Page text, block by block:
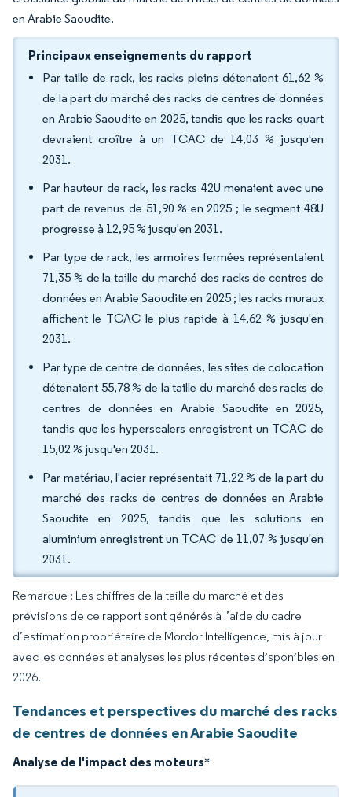
en Arabie Saoudite.
Principaux enseignements du rapport
Par taille de rack, les racks pleins détenaient 61,62 %
de la part du marché des racks de centres de données
en Arabie Saoudite en 2025, tandis que les racks quart
devraient croître à un TCAC de 14,03 % jusqu'en
2031.
Par hauteur de rack, les racks 42U menaient avec une
part de revenus de 51,90 % en 2025 ; le segment 48U
progresse à 12,95 % jusqu'en 2031.
Par type de rack, les armoires fermées représentaient
71,35 % de la taille du marché des racks de centres de
données en Arabie Saoudite en 2025 ; les racks muraux
affichent le TCAC le plus rapide à 14,62 % jusqu'en
2031.
Par type de centre de données, les sites de colocation
détenaient 55,78 % de la taille du marché des racks de
centres de données en Arabie Saoudite en 2025,
tandis que les hyperscalers enregistrent un TCAC de
15,02 % jusqu'en 2031.
Par matériau, l'acier représentait 71,22 % de la part du
marché des racks de centres de données en Arabie
Saoudite en 2025, tandis que les solutions en
aluminium enregistrent un TCAC de 11,07 % jusqu'en
2031.
Remarque : Les chiffres de la taille du marché et des
prévisions de ce rapport sont générés à l’aide du cadre
d’estimation propriétaire de Mordor Intelligence, mis à jour
avec les données et analyses les plus récentes disponibles en
2026.
Tendances et perspectives du marché des racks
de centres de données en Arabie Saoudite
Analyse de l'impact des moteurs*